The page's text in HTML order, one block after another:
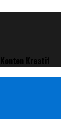
Konten Kreatif